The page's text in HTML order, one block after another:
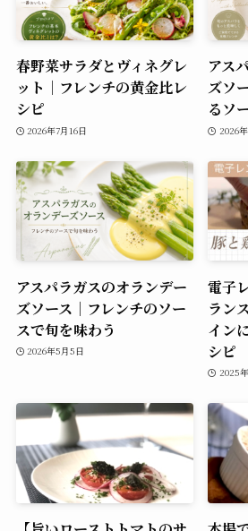
春野菜サラダとヴィネグレ
ット｜フレンチの黄金比レ
シピ
2026年7月16日
アス
ズソ
るソ
2026
アスパラガスのオランデー
ズソース｜フレンチのソー
スで旬を味わう
2026年5月5日
電子
ラン
イン
シピ
2025